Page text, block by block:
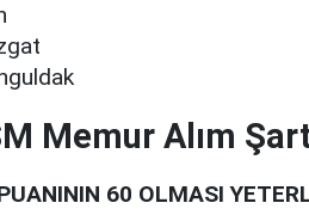
Memur Alım
60 OLMASI